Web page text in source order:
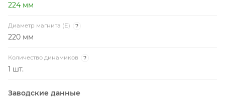
224 мм
Диаметр магнита (E) ?
220 мм
Количество динамиков ?
1 шт.
Заводские данные